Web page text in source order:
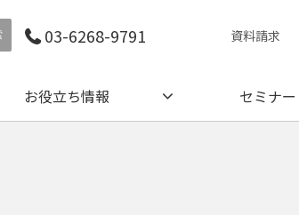
03-6268-9791 資料請求
お役立ち情報 セミナー